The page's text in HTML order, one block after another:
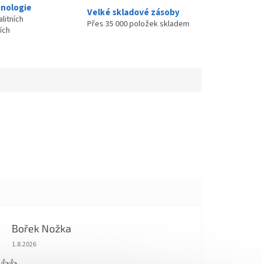
Velké skladové zásoby
Přes 35 000 položek skladem
Bořek Nožka
Hodnocení obchodu je 5 z 5 hvězdiček.
1.8.2026